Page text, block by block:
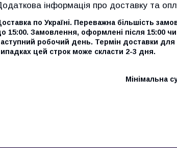
по Україні. Переважна більшість
15:00. Замовлення, оформлені після 15:00 чи
робочий день. Термін доставки
цей строк може скласти 2-3 дня.
Мінімальна